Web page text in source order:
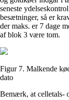
seneste
besætninger, så er
der maks. er 7 dage
af blok 3 være tom.
Figur 7. Malkende
dato
Bemærk, at celletals-